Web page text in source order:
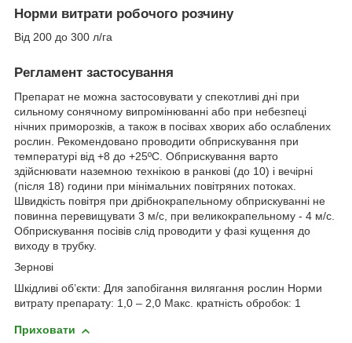
Норми витрати робочого розчину
Від 200 до 300 л/га
Регламент застосування
Препарат не можна застосовувати у спекотливі дні при
сильному сонячному випромінюванні або при небезпеці
нічних приморозків, а також в посівах хворих або ослаблених
рослин. Рекомендовано проводити обприскування при
температурі від +8 до +25ºС. Обприскування варто
здійснювати наземною технікою в ранкові (до 10) і вечірні
(після 18) години при мінімальних повітряних потоках.
Швидкість повітря при дрібнокрапельному обприскуванні не
повинна перевищувати 3 м/с, при великокрапельному - 4 м/с.
Обприскування посівів слід проводити у фазі кущення до
виходу в трубку.
Зернові
Шкідливі об’єкти: Для запобігання вилягання рослин Норми
витрату препарату: 1,0 – 2,0 Макс. кратність обробок: 1
Приховати